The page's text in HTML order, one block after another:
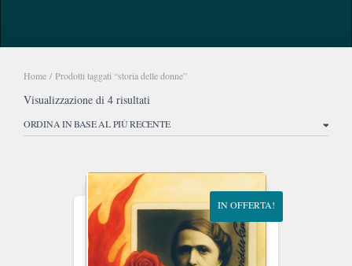
Home / Prodotti taggati “storia delle donne”
Visualizzazione di 4 risultati
base
recente
IN OFFERTA!